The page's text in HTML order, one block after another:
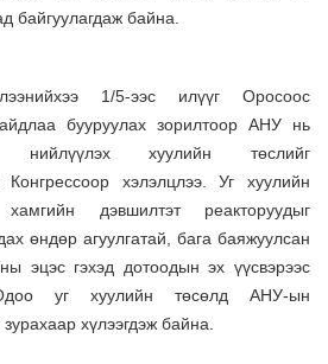
байгуулагдаж байна.
1/5-ээс илүүг Оросоос
бууруулах зорилтоор АНУ нь
нийлүүлэх хуулийн төслийг
Конгрессоор хэлэлцлээ. Уг хуулийн
дэвшилтэт реакторуудыг
өндөр агуулгатай, бага баяжуулсан
эцэс гэхэд дотоодын эх үүсвэрээс
уг хуулийн төсөлд АНУ-ын
хүлээгдэж байна.